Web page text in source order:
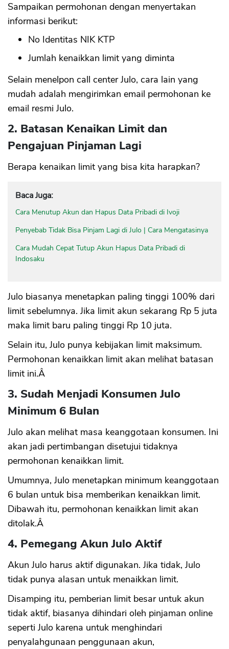
Sampaikan permohonan dengan menyertakan
informasi berikut:
No Identitas NIK KTP
Jumlah kenaikkan limit yang diminta
Selain menelpon call center Julo, cara lain yang
mudah adalah mengirimkan email permohonan ke
email resmi Julo.
2. Batasan Kenaikan Limit dan
Pengajuan Pinjaman Lagi
Berapa kenaikan limit yang bisa kita harapkan?
Baca Juga:
Cara Menutup Akun dan Hapus Data Pribadi di Ivoji
Penyebab Tidak Bisa Pinjam Lagi di Julo | Cara Mengatasinya
Cara Mudah Cepat Tutup Akun Hapus Data Pribadi di
Indosaku
Julo biasanya menetapkan paling tinggi 100% dari
limit sebelumnya. Jika limit akun sekarang Rp 5 juta
maka limit baru paling tinggi Rp 10 juta.
Selain itu, Julo punya kebijakan limit maksimum.
Permohonan kenaikkan limit akan melihat batasan
limit ini.Â
3. Sudah Menjadi Konsumen Julo
Minimum 6 Bulan
Julo akan melihat masa keanggotaan konsumen. Ini
akan jadi pertimbangan disetujui tidaknya
permohonan kenaikkan limit.
Umumnya, Julo menetapkan minimum keanggotaan
6 bulan untuk bisa memberikan kenaikkan limit.
Dibawah itu, permohonan kenaikkan limit akan
ditolak.Â
4. Pemegang Akun Julo Aktif
Akun Julo harus aktif digunakan. Jika tidak, Julo
tidak punya alasan untuk menaikkan limit.
Disamping itu, pemberian limit besar untuk akun
tidak aktif, biasanya dihindari oleh pinjaman online
seperti Julo karena untuk menghindari
penyalahgunaan penggunaan akun,